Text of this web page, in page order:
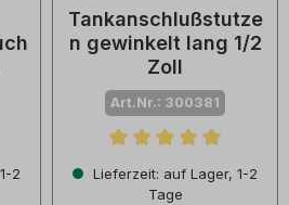
von 3 von 5 Sternen
2
Tankanschlußstutze
n gewinkelt lang 1/2
Zoll
Art.Nr.: 300381
Durchschnittliche
Lieferzeit: auf Lager, 1-2
Tage